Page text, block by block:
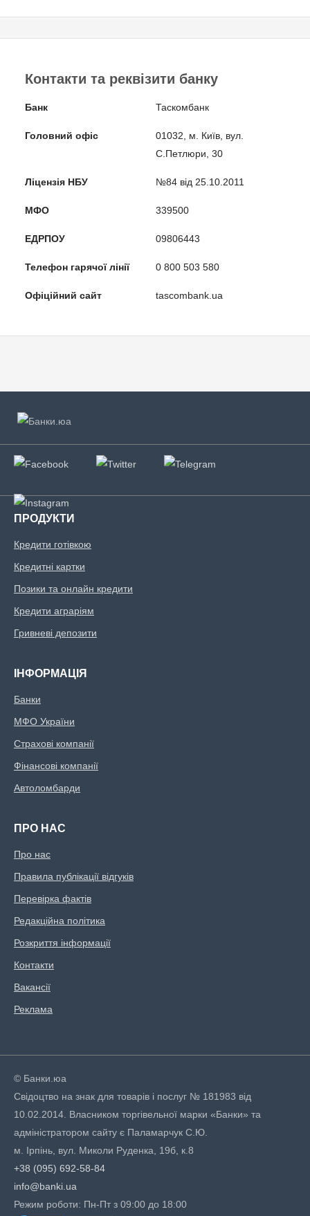
Контакти та реквізити банку
Банк Таскомбанк
Головний офіс
01032, м. Київ, вул.
С.Петлюри, 30
Ліцензія НБУ №84 від 25.10.2011
МФО 339500
ЕДРПОУ 09806443
Телефон гарячої лінії 0 800 503 580
Офіційний сайт tascombank.ua
ПРОДУКТИ
Кредити готівкою
Кредитні картки
Позики та онлайн кредити
Кредити аграріям
Гривневі депозити
ІНФОРМАЦІЯ
Банки
МФО України
Страхові компанії
Фінансові компанії
Автоломбарди
ПРО НАС
Про нас
Правила публікації відгуків
Перевірка фактів
Редакційна політика
Розкриття інформації
Контакти
Вакансії
Реклама
© Банки.юа
Свідоцтво на знак для товарів і послуг № 181983 від
10.02.2014. Власником торгівельної марки «Банки» та
адміністратором сайту є Паламарчук С.Ю.
м. Ірпінь, вул. Миколи Руденка, 19б, к.8
+38 (095) 692-58-84
info@banki.ua
Режим роботи: Пн-Пт з 09:00 до 18:00